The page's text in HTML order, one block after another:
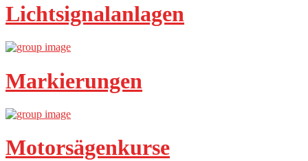
Lichtsignalanlagen
Markierungen
Motorsägenkurse